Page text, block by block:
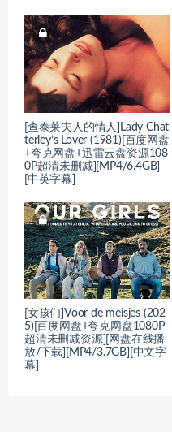
[查泰莱夫人的情人]Lady Chat
terley’s Lover (1981)[百度网盘
+夸克网盘+迅雷云盘资源108
0P超清未删减][MP4/6.4GB]
[中英字幕]
[女孩们]Voor de meisjes (202
5)[百度网盘+夸克网盘1080P
超清未删减资源][网盘在线播
放/下载][MP4/3.7GB][中文字
幕]